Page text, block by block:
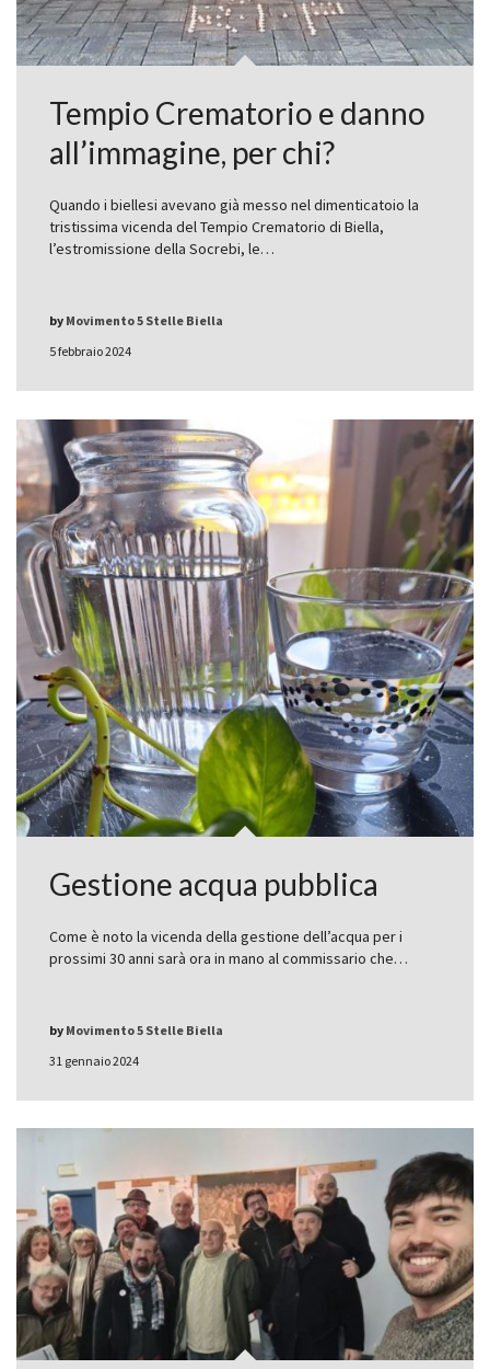
Tempio Crematorio e danno
all’immagine, per chi?
Quando i biellesi avevano già messo nel dimenticatoio la
tristissima vicenda del Tempio Crematorio di Biella,
l’estromissione della Socrebi, le…
5 febbraio 2024
by Movimento 5 Stelle Biella
Gestione acqua pubblica
Come è noto la vicenda della gestione dell’acqua per i
prossimi 30 anni sarà ora in mano al commissario che…
31 gennaio 2024
by Movimento 5 Stelle Biella